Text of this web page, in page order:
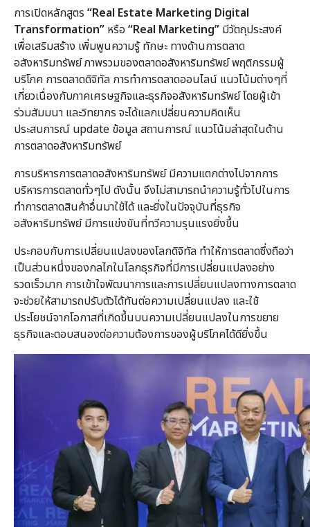
การเปิดหลักสูตร “Real Estate Marketing Digital
Transformation” หรือ “Real Marketing” มีวัตถุประสงค์
เพื่อเสริมสร้าง เพิ่มพูนความรู้ ทักษะ ทางด้านการตลาด
อสังหาริมทรัพย์ ภาพรวมของตลาดอสังหาริมทรัพย์ พฤติกรรมผู้
บริโภค การตลาดดิจิทัล การทำการตลาดออนไลน์ แนวโน้มต่างๆที่
เกี่ยวเนื่องกับภาคเศรษฐกิจและธุรกิจอสังหาริมทรัพย์ โดยผู้เข้า
ร่วมสัมมนา และวิทยากร จะได้แลกเปลี่ยนความคิดเห็น
ประสบการณ์ update ข้อมูล สถานการณ์ แนวโน้มล่าสุดในด้าน
การตลาดอสังหาริมทรัพย์
การบริหารการตลาดอสังหาริมทรัพย์ มีความแตกต่างไปจากการ
บริหารการตลาดทั่วๆไป ดังนั้น จึงไม่สามารถนำความรู้ทั่วไปในการ
ทำการตลาดสินค้าอื่นมาใช้ได้ และยิ่งในปัจจุบันที่ธุรกิจ
อสังหาริมทรัพย์ มีการแข่งขันที่ทวีความรุนแรงยิ่งขึ้น
ประกอบกับการเปลี่ยนแปลงของโลกดิจิทัล ทำให้การตลาดซึ่งถือว่า
เป็นส่วนหนึ่งของกลไกในโลกธุรกิจที่มีการเปลี่ยนแปลงอย่าง
รวดเร็วมาก การเข้าใจพัฒนาการและการเปลี่ยนแปลงทางการตลาด
จะช่วยให้สามารถปรับตัวได้ทันต่อความเปลี่ยนแปลง และใช้
ประโยชน์จากโอกาสที่เกิดขึ้นบนความเปลี่ยนแปลงในการขยาย
ธุรกิจและตอบสนองต่อความต้องการของผู้บริโภคได้ดียิ่งขึ้น